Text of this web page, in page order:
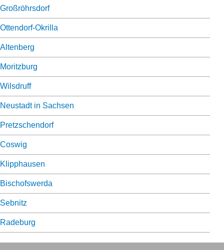
Großröhrsdorf
Ottendorf-Okrilla
Altenberg
Moritzburg
Wilsdruff
Neustadt in Sachsen
Pretzschendorf
Coswig
Klipphausen
Bischofswerda
Sebnitz
Radeburg